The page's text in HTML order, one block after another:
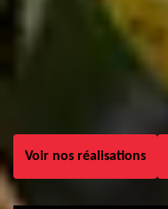
Voir nos réalisations